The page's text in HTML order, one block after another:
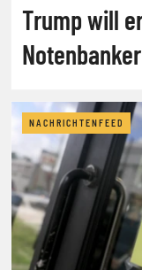
Trump will
NACHRICHTENFEED